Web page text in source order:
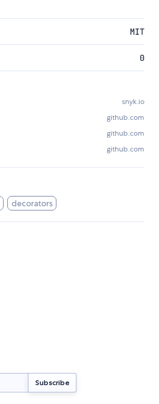
MIT
0
snyk.io
github.com
github.com
github.com
decorators